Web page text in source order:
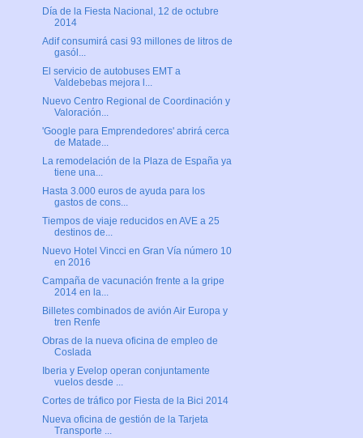
Día de la Fiesta Nacional, 12 de octubre
2014
Adif consumirá casi 93 millones de litros de
gasól...
El servicio de autobuses EMT a
Valdebebas mejora l...
Nuevo Centro Regional de Coordinación y
Valoración...
'Google para Emprendedores' abrirá cerca
de Matade...
La remodelación de la Plaza de España ya
tiene una...
Hasta 3.000 euros de ayuda para los
gastos de cons...
Tiempos de viaje reducidos en AVE a 25
destinos de...
Nuevo Hotel Vincci en Gran Vía número 10
en 2016
Campaña de vacunación frente a la gripe
2014 en la...
Billetes combinados de avión Air Europa y
tren Renfe
Obras de la nueva oficina de empleo de
Coslada
Iberia y Evelop operan conjuntamente
vuelos desde ...
Cortes de tráfico por Fiesta de la Bici 2014
Nueva oficina de gestión de la Tarjeta
Transporte ...